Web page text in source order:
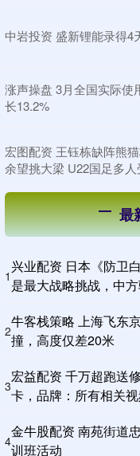
中岩投资 盛新锂能录得4
涨声操盘 3月全国实际使
长13.2%
宏图配资 王钰栋缺阵熊
余望挑大梁 U22国足多
最
1
兴业配资 日本《防卫
是最大战略挑战，中
2
牛客栈策略 上海飞东
撞，高度仅差20米
3
宏益配资 千万超跑送
卡，品牌：所有相关
4
金牛股配资 南苑街道
训班活动